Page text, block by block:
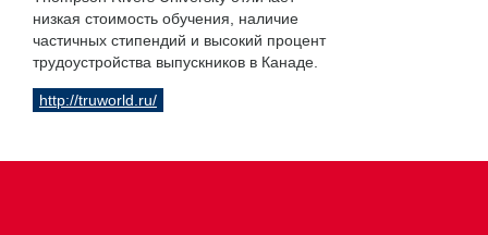
низкая стоимость обучения, наличие
частичных стипендий и высокий процент
трудоустройства выпускников в Канаде.
http://truworld.ru/